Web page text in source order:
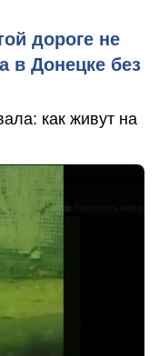
дороге не
в Донецке без
как живут на